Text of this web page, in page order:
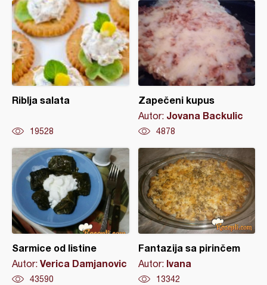
Riblja salata
19528
Zapečeni kupus
Autor: Jovana Backulic
4878
Sarmice od listine
Autor: Verica Damjanovic
43590
Fantazija sa pirinčem
Autor: Ivana
13342